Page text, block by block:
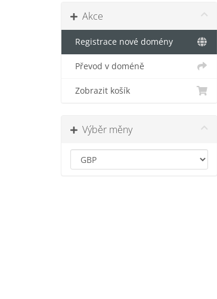
Akce
Registrace nové domény
Převod v doméně
Zobrazit košík
Výběr měny